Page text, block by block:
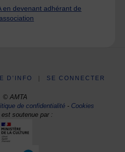
en devenant adhérant de
D’INFO SE CONNECTER
© AMTA
de confidentialité- Cookies
est soutenue par :